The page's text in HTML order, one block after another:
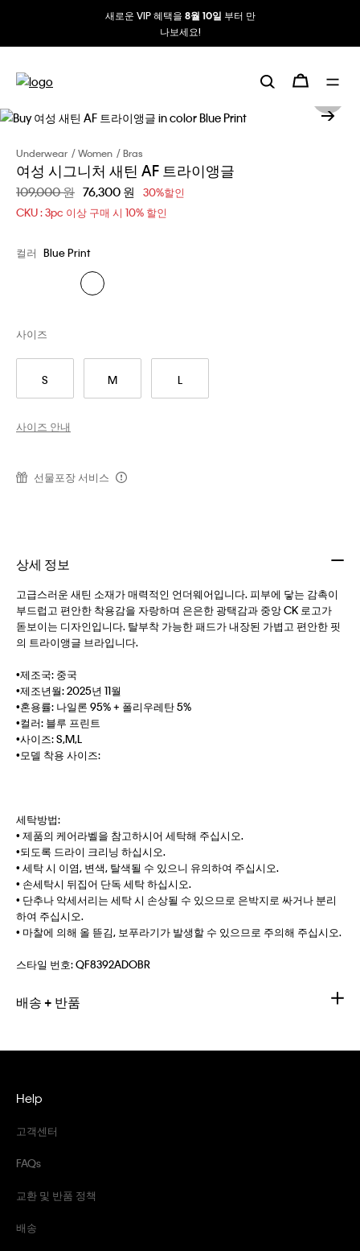
새로운 VIP 혜택을 8월 10일 부터 만
나보세요!
Underwear Women Bras
여성 시그니처 새틴 AF 트라이앵글
할인 전 가격
109,000 원 할인된 가격
76,300 원
30%할인
CKU : 3pc 이상 구매 시 10% 할인
컬러 Blue Print
S M L
사이즈
사이즈 안내
선물포장 서비스
상세 정보
고급스러운 새틴 소재가 매력적인 언더웨어입니다. 피부에 닿는 감촉이
부드럽고 편안한 착용감을 자랑하며 은은한 광택감과 중앙 CK 로고가
돋보이는 디자인입니다. 탈부착 가능한 패드가 내장된 가볍고 편안한 핏
의 트라이앵글 브라입니다.
•제조국: 중국
•제조년월: 2025년 11월
•혼용률: 나일론 95% + 폴리우레탄 5%
•컬러: 블루 프린트
•사이즈: S,M,L
•모델 착용 사이즈:
세탁방법:
• 제품의 케어라벨을 참고하시어 세탁해 주십시오.
•되도록 드라이 크리닝 하십시오.
• 세탁 시 이염, 변색, 탈색될 수 있으니 유의하여 주십시오.
• 손세탁시 뒤집어 단독 세탁 하십시오.
• 단추나 악세서리는 세탁 시 손상될 수 있으므로 은박지로 싸거나 분리
하여 주십시오.
• 마찰에 의해 올 뜯김, 보푸라기가 발생할 수 있으므로 주의해 주십시오.
스타일 번호:QF8392ADOBR
배송 + 반품
Help
고객센터
FAQs
교환 및 반품 정책
배송